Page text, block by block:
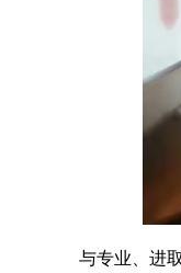
与专业、进